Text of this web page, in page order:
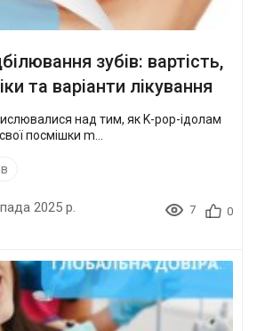
зубів: вартість,
та варіанти лікування
над тим, як K-pop-ідолам
посмішки m...
2025 р. 7 0